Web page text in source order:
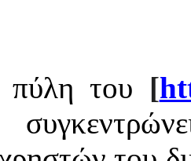
πύλη του [